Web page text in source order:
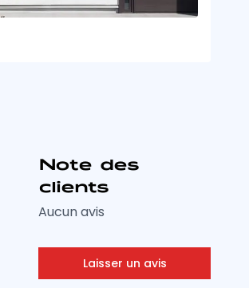
Note des
clients
Aucun avis
Laisser un avis